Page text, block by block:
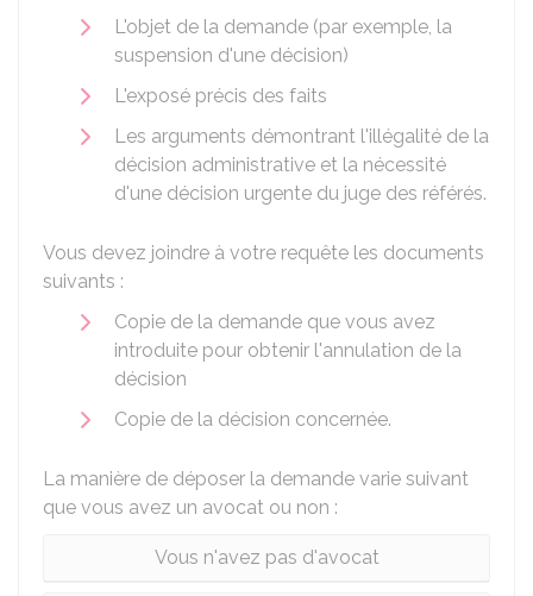
L'objet de la demande (par exemple, la
suspension d'une décision)
L'exposé précis des faits
Les arguments démontrant l'illégalité de la
décision administrative et la nécessité
d'une décision urgente du juge des référés.
Vous devez joindre à votre requête les documents
suivants :
Copie de la demande que vous avez
introduite pour obtenir l'annulation de la
décision
Copie de la décision concernée.
La manière de déposer la demande varie suivant
que vous avez un avocat ou non :
Vous n'avez pas d'avocat